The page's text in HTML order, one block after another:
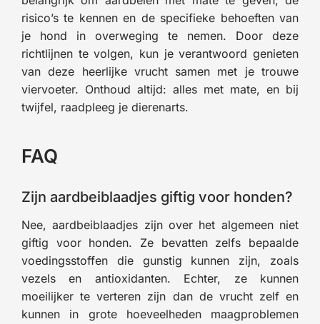
risico’s te kennen en de specifieke behoeften van
je hond in overweging te nemen. Door deze
richtlijnen te volgen, kun je verantwoord genieten
van deze heerlijke vrucht samen met je trouwe
viervoeter. Onthoud altijd: alles met mate, en bij
twijfel, raadpleeg je dierenarts.
FAQ
Zijn aardbeiblaadjes giftig voor honden?
Nee, aardbeiblaadjes zijn over het algemeen niet
giftig voor honden. Ze bevatten zelfs bepaalde
voedingsstoffen die gunstig kunnen zijn, zoals
vezels en antioxidanten. Echter, ze kunnen
moeilijker te verteren zijn dan de vrucht zelf en
kunnen in grote hoeveelheden maagproblemen